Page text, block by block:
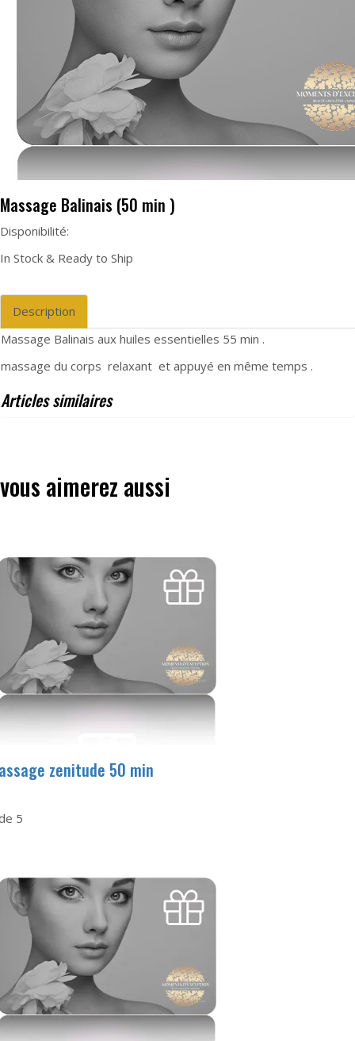
Massage Balinais (50 min )
Disponibilité:
In Stock & Ready to Ship
Description
Massage Balinais aux huiles essentielles 55 min .
massage du corps relaxant et appuyé en même temps .
Articles similaires
vous aimerez aussi
zenitude 50 min
5